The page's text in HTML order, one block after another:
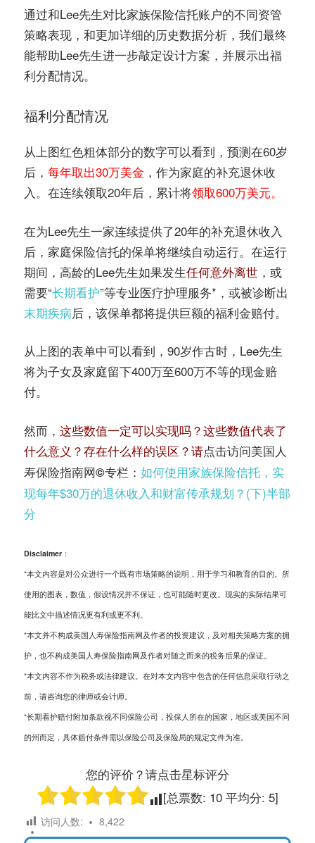
通过和Lee先生对比家族保险信托账户的不同资管
策略表现，和更加详细的历史数据分析，我们最终
能帮助Lee先生进一步敲定设计方案，并展示出福
利分配情况。
福利分配情况
从上图红色粗体部分的数字可以看到，预测在60岁
后， 每年取出30万美金 ，作为家庭的补充退休收
入。在连续领取20年后，累计将领取600万美元。
在为Lee先生一家连续提供了20年的补充退休收入
后，家庭保险信托的保单将继续自动运行。在运行
期间，高龄的Lee先生如果发生任何意外离世 ，或
需要“长期看护”等专业医疗护理服务*，或被诊断出
末期疾病后，该保单都将提供巨额的福利金赔付。
从上图的表单中可以看到，90岁作古时，Lee先生
将为子女及家庭留下400万至600万不等的现金赔
付。
然而， 这些数值一定可以实现吗？这些数值代表了
什么意义？存在什么样的误区？请点击访问美国人
寿保险指南网©️专栏 ： 如何使用家族保险信托，实
现每年$30万的退休收入和财富传承规划？(下)半部
分
Disclaimer：
*本文内容是对公众进行一个既有市场策略的说明，用于学习和教育的目的。所
使用的图表，数值，假设情况并不保证，也可能随时更改。现实的实际结果可
能比文中描述情况更有利或更不利。
*本文并不构成美国人寿保险指南网及作者的投资建议，及对相关策略方案的拥
护，也不构成美国人寿保险指南网及作者对随之而来的税务后果的保证。
*本文内容不作为税务或法律建议。在对本文内容中包含的任何信息采取行动之
前，请咨询您的律师或会计师。
*长期看护赔付附加条款视不同保险公司，投保人所在的国家，地区或美国不同
的州而定，具体赔付条件需以保险公司及保险局的规定文件为准。
您的评价？请点击星标评分
[总票数: 10 平均分: 5]
访问人数: 8,422